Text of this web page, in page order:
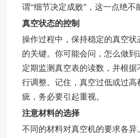
谓“细节决定成败”，这一点绝不
真空状态的控制
操作过程中，保持稳定的真空状
的关键。你可能会问，怎么做到
定期监测真空表的读数，并根据
行调整。记住，真空过低或过高
疵，务必要引起重视。
注意材料的选择
不同的材料对真空机的要求各异